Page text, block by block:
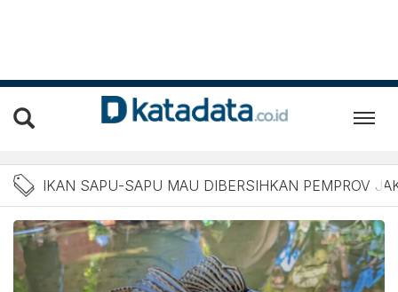
Berita Ikan Sapu-sapu
IKAN SAPU-SAPU MAU DIBERSIHKAN PEMPROV